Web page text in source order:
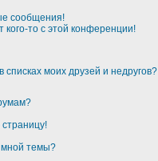
сообщения!
то с этой конференции!
списках моих друзей и недругов?
страницу!
мной темы?